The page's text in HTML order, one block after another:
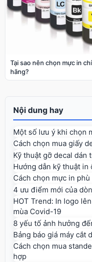
Tại sao nên chọn mực in
hãng?
Nội dung hay
Một số lưu ý khi chọn
Cách chọn mua giấy
Kỹ thuật gỡ decal dán
Hướng dẫn kỹ thuật in
Cách chọn mực in
4 ưu điểm mới của
HOT Trend: In logo
mùa Covid-19
8 yếu tố ảnh hưởng
Bảng báo giá máy cắt
Cách chọn mua
hợp